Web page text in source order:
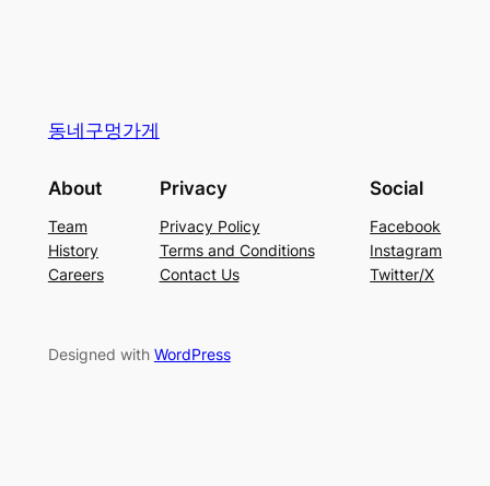
동네구멍가게
About
Team
History
Careers
Privacy
Privacy Policy
Terms and Conditions
Contact Us
Social
Facebook
Instagram
Twitter/X
Designed with WordPress